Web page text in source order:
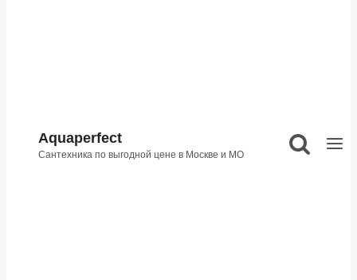
Aquaperfect
Сантехника по выгодной цене в Москве и МО